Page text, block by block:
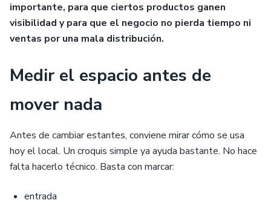
importante, para que ciertos productos ganen
visibilidad y para que el negocio no pierda tiempo ni
ventas por una mala distribución.
Medir el espacio antes de
mover nada
Antes de cambiar estantes, conviene mirar cómo se usa
hoy el local. Un croquis simple ya ayuda bastante. No hace
falta hacerlo técnico. Basta con marcar:
entrada